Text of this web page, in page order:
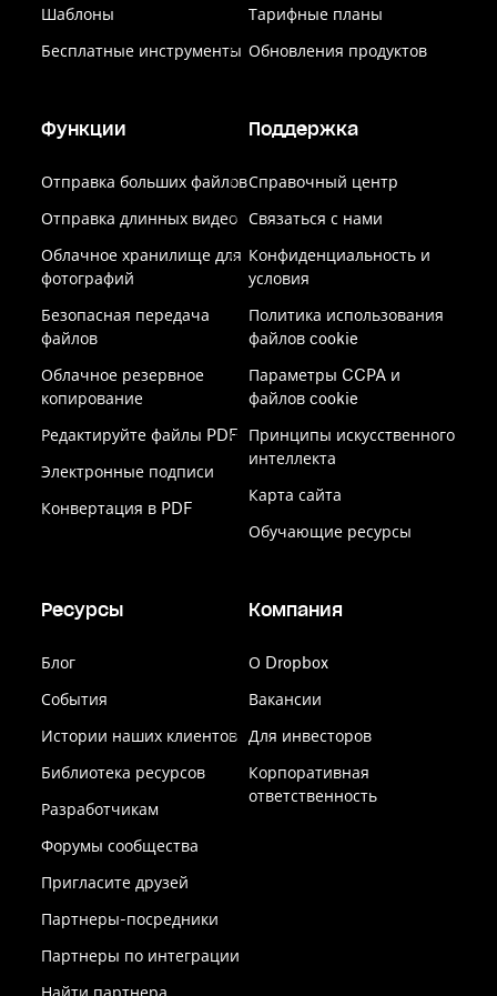
Шаблоны
Бесплатные инструменты
Тарифные планы
Обновления продуктов
Функции
Отправка больших файлов
Отправка длинных видео
Облачное хранилище для
фотографий
Безопасная передача
файлов
Облачное резервное
копирование
Редактируйте файлы PDF
Электронные подписи
Конвертация в PDF
Поддержка
Справочный центр
Связаться с нами
Конфиденциальность и
условия
Политика использования
файлов cookie
Параметры CCPA и
файлов cookie
Принципы искусственного
интеллекта
Карта сайта
Обучающие ресурсы
Ресурсы
Блог
События
Истории наших клиентов
Библиотека ресурсов
Разработчикам
Форумы сообщества
Пригласите друзей
Партнеры-посредники
Партнеры по интеграции
Найти партнера
Компания
О Dropbox
Вакансии
Для инвесторов
Корпоративная
ответственность